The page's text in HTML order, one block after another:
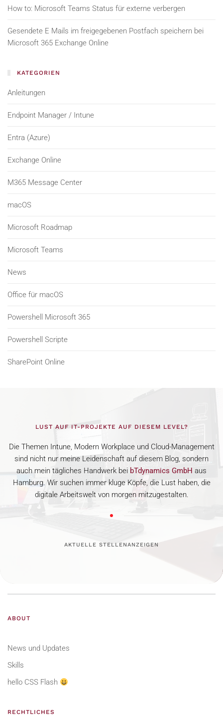
How to: Microsoft Teams Status für externe verbergen
Gesendete E Mails im freigegebenen Postfach speichern bei
Microsoft 365 Exchange Online
KATEGORIEN
Anleitungen
Endpoint Manager / Intune
Entra (Azure)
Exchange Online
M365 Message Center
macOS
Microsoft Roadmap
Microsoft Teams
News
Office für macOS
Powershell Microsoft 365
Powershell Scripte
SharePoint Online
LUST AUF IT-PROJEKTE AUF DIESEM LEVEL?
Die Themen Intune, Modern Workplace und Cloud-Management
sind nicht nur meine Leidenschaft auf diesem Blog, sondern
auch mein tägliches Handwerk bei bTdynamics GmbH aus
Hamburg. Wir suchen immer kluge Köpfe, die Lust haben, die
digitale Arbeitswelt von morgen mitzugestalten.
AKTUELLE STELLENANZEIGEN
ABOUT
News und Updates
Skills
hello CSS Flash
RECHTLICHES